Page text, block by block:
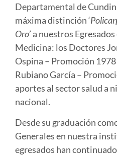
Departamental de
máxima distinción ‘
Oro’ a nuestros
Medicina: los Doctores
Ospina – Promoción
Rubiano García –
aportes al sector salud a
nacional.
Desde su graduación
Generales en nuestra
egresados han